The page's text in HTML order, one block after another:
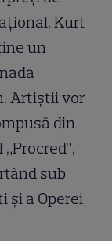
Kurt
un
Artiştii vor
din
sub
şi a Operei